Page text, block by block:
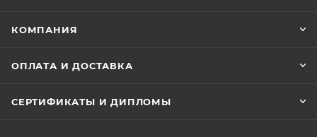
КОМПАНИЯ
ОПЛАТА И ДОСТАВКА
СЕРТИФИКАТЫ И ДИПЛОМЫ